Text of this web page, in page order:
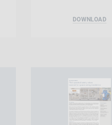
DOWNLOAD